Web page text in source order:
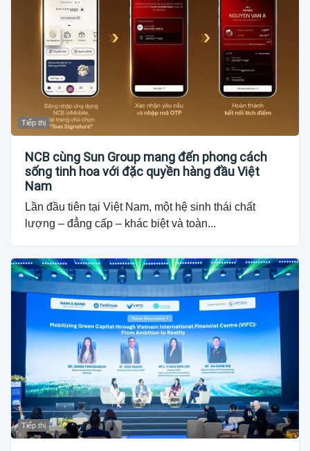
Tiếp thị
NCB cùng Sun Group mang đến phong cách
sống tinh hoa với đặc quyền hàng đầu Việt
Nam
Lần đầu tiên tại Việt Nam, một hệ sinh thái chất
lượng – đẳng cấp – khác biệt và toàn...
Tiếp thị